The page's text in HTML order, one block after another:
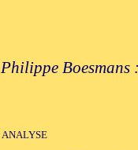
Philippe Boesmans
ANALYSE